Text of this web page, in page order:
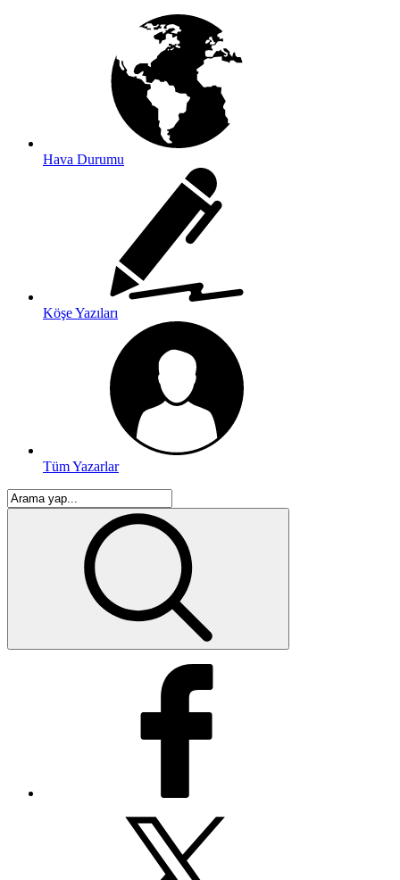
Hava Durumu
Köşe Yazıları
Tüm Yazarlar